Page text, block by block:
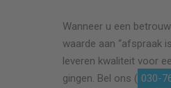
Wanneer u een
waarde aan “afspraak
leveren kwaliteit voor
gingen. Bel ons ( 030-